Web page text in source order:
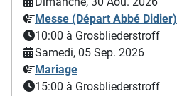
Messe (Départ Abbé Didier)
10:00 à Grosbliederstroff
Samedi, 05 Sep. 2026
Mariage
15:00 à Grosbliederstroff